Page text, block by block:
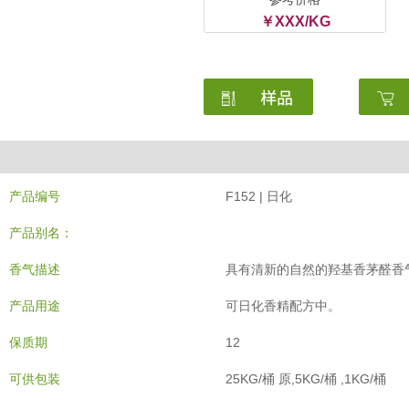
￥XXX/KG
产品编号 F152 | 日化
产品别名：
香气描述 具有清新的自然的羟基香茅醛香
产品用途 可日化香精配方中。
保质期 12
可供包装 25KG/桶 原,5KG/桶 ,1KG/桶